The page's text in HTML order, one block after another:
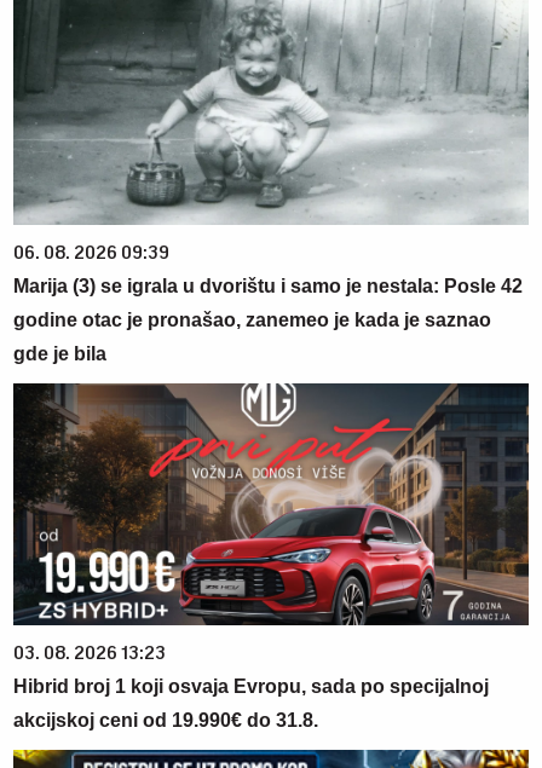
06. 08. 2026 09:39
Marija (3) se igrala u dvorištu i samo je nestala: Posle 42
godine otac je pronašao, zanemeo je kada je saznao
gde je bila
03. 08. 2026 13:23
Hibrid broj 1 koji osvaja Evropu, sada po specijalnoj
akcijskoj ceni od 19.990€ do 31.8.